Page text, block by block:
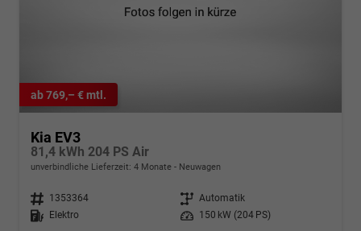
ab 769,– € mtl.
Kia EV3
81,4 kWh 204 PS Air
unverbindliche Lieferzeit: 4 Monate Neuwagen
Fahrzeugnr. 1353364 Getriebe Automatik
Kraftstoff
Elektro Leistung 150 kW (204 PS)